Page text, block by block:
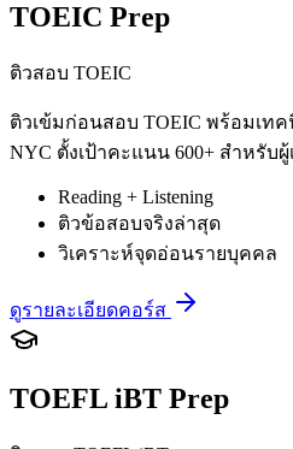
TOEIC Prep
ติวสอบ TOEIC
ติวเข้มก่อนสอบ TOEIC พร้อมเท
NYC ตั้งเป้าคะแนน 600+ สำหรับ
Reading + Listening
ติวข้อสอบจริงล่าสุด
วิเคราะห์จุดอ่อนรายบุคคล
ดูรายละเอียดคอร์ส
TOEFL iBT Prep